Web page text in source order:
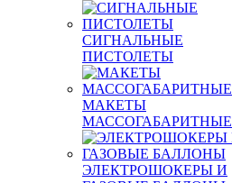
СИГНАЛЬНЫЕ
ПИСТОЛЕТЫ
МАКЕТЫ
МАССОГАБАРИТНЫЕ
ЭЛЕКТРОШОКЕРЫ И